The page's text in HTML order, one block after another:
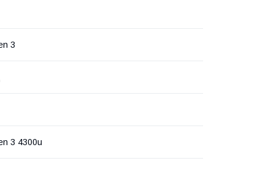
3
3 4300u